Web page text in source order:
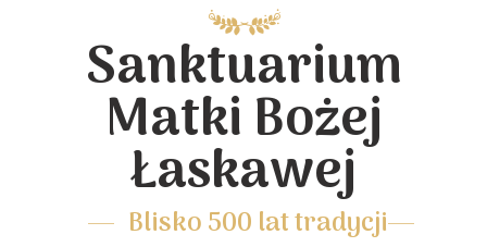
Sanktuarium
Matki Bożej
Łaskawej
Blisko 500 lat tradycji